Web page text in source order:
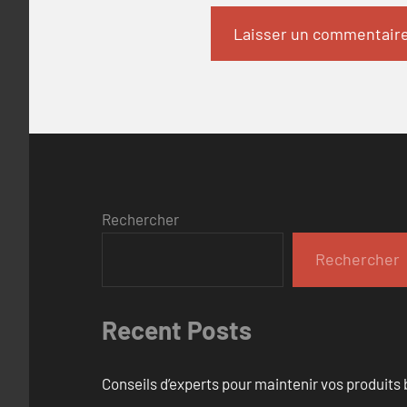
Rechercher
Rechercher
Recent Posts
Conseils d’experts pour maintenir vos produits